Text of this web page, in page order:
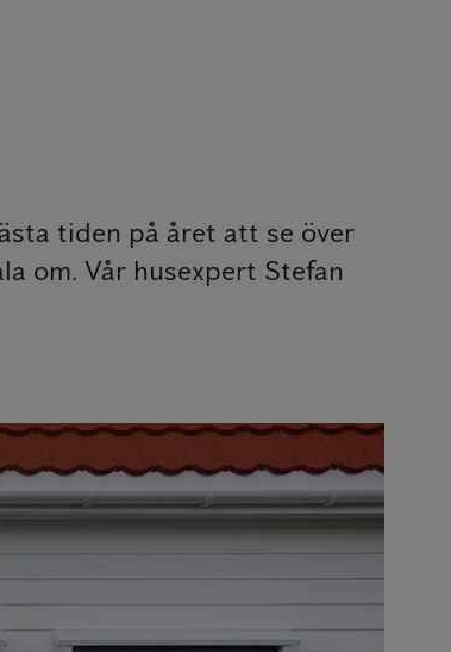
tiden på året att se över
om. Vår husexpert Stefan